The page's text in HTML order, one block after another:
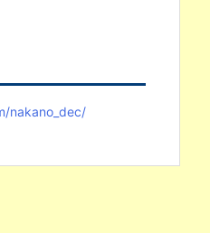
nakano_dec/